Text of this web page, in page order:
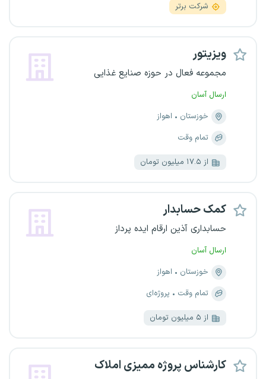
شرکت برتر
ویزیتور
مجموعه فعال در حوزه صنایع غذایی
ارسال آسان
خوزستان
اهواز
تمام وقت
از ۱۷.۵ میلیون تومان
کمک حسابدار
حسابداری آذین ارقام ایده پرداز
ارسال آسان
خوزستان
اهواز
تمام وقت
پروژه‌ای
از ۵ میلیون تومان
کارشناس پروژه ممیزی املاک